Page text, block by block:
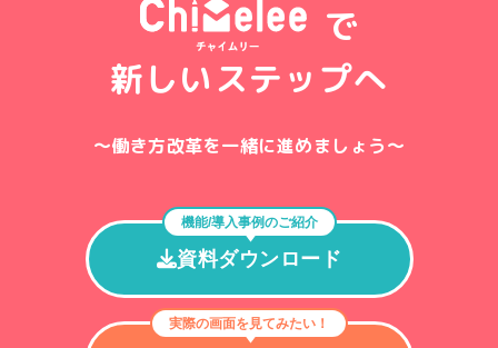
で
新しいステップへ
〜働き方改革を一緒に進めましょう〜
機能/導入事例のご紹介
資料ダウンロード
実際の画面を見てみたい！